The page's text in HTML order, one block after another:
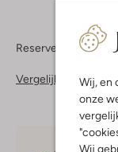
Wij, en
onze
Wij
Reserveer direct in
Vergelijkbare items